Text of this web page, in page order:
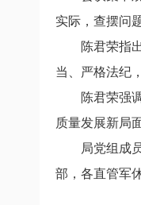
实际，查摆问
陈君荣指
当、严格法纪
陈君荣强
质量发展新局
局党组成
部，各直管军